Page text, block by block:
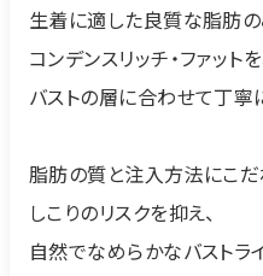
生着に適した良質な脂肪
コンデンスリッチ・ファットを
バストの層に合わせて丁寧
脂肪の質と注入方法にこだ
しこりのリスクを抑え、
自然でなめらかなバストラ